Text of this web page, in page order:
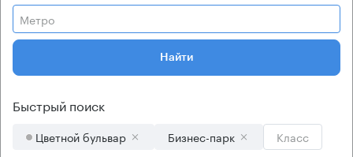
Метро
Найти
Быстрый поиск
Цветной бульвар Бизнес-парк Класс